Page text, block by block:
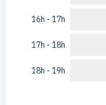
16h - 17h
17h - 18h
18h - 19h